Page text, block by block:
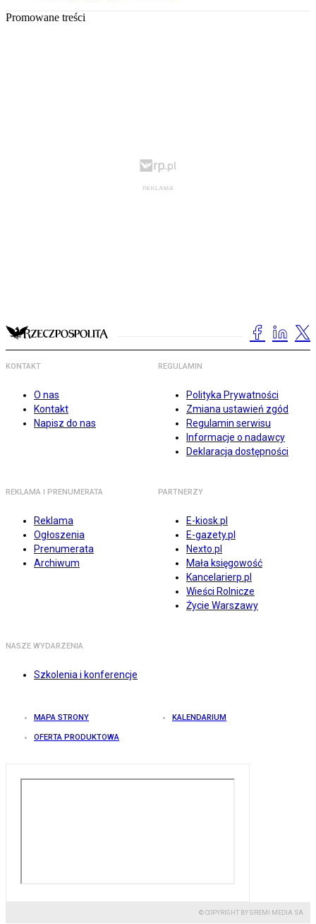
Promowane treści
KONTAKT
O nas
Kontakt
Napisz do nas
REGULAMIN
Polityka Prywatności
Zmiana ustawień zgód
Regulamin serwisu
Informacje o nadawcy
Deklaracja dostępności
REKLAMA I PRENUMERATA
Reklama
Ogłoszenia
Prenumerata
Archiwum
PARTNERZY
E-kiosk.pl
E-gazety.pl
Nexto.pl
Mała księgowość
Kancelarierp.pl
Wieści Rolnicze
Życie Warszawy
NASZE WYDARZENIA
Szkolenia i konferencje
MAPA STRONY KALENDARIUM
OFERTA PRODUKTOWA
© COPYRIGHT BY GREMI MEDIA SA